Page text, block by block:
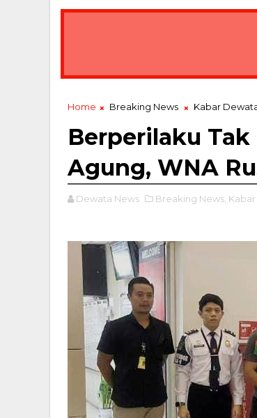
Home Breaking News Kabar
Berperilaku
Agung, WNA
Dewata News Breaking News,